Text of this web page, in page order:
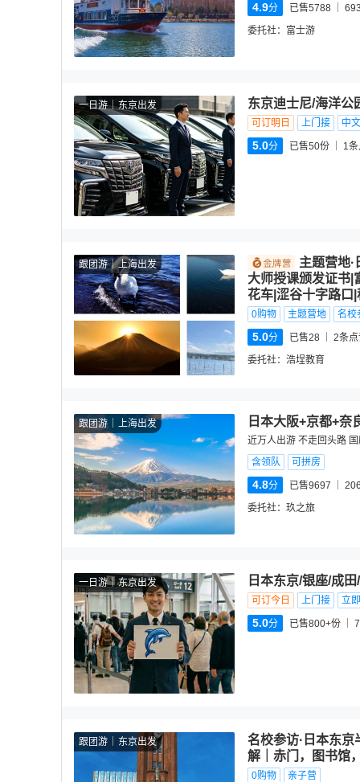
4.9分 已售5788
委托社： 富士游
一日游 东京出发 东京迪士尼/海洋公
可订明日 上门接 中
5.0分 已售50份 1
跟团游 上海出发
主题营地
大师授课颁发证书|
花车|涩谷十字路口
0购物 主题营地 名校
5.0分 已售28 2条
委托社： 浩埕教育
跟团游 上海出发 日本大阪+京都+奈
近万人出游 不走回头路
含领队
可拼房
4.8分 已售9697
委托社： 玖之旅
一日游 东京出发 日本东京/银座/成
可订今日 上门接 立
5.0分 已售800+份 7
跟团游 东京出发
名校参访·日本东
解｜赤门，图书馆
0购物
亲子营